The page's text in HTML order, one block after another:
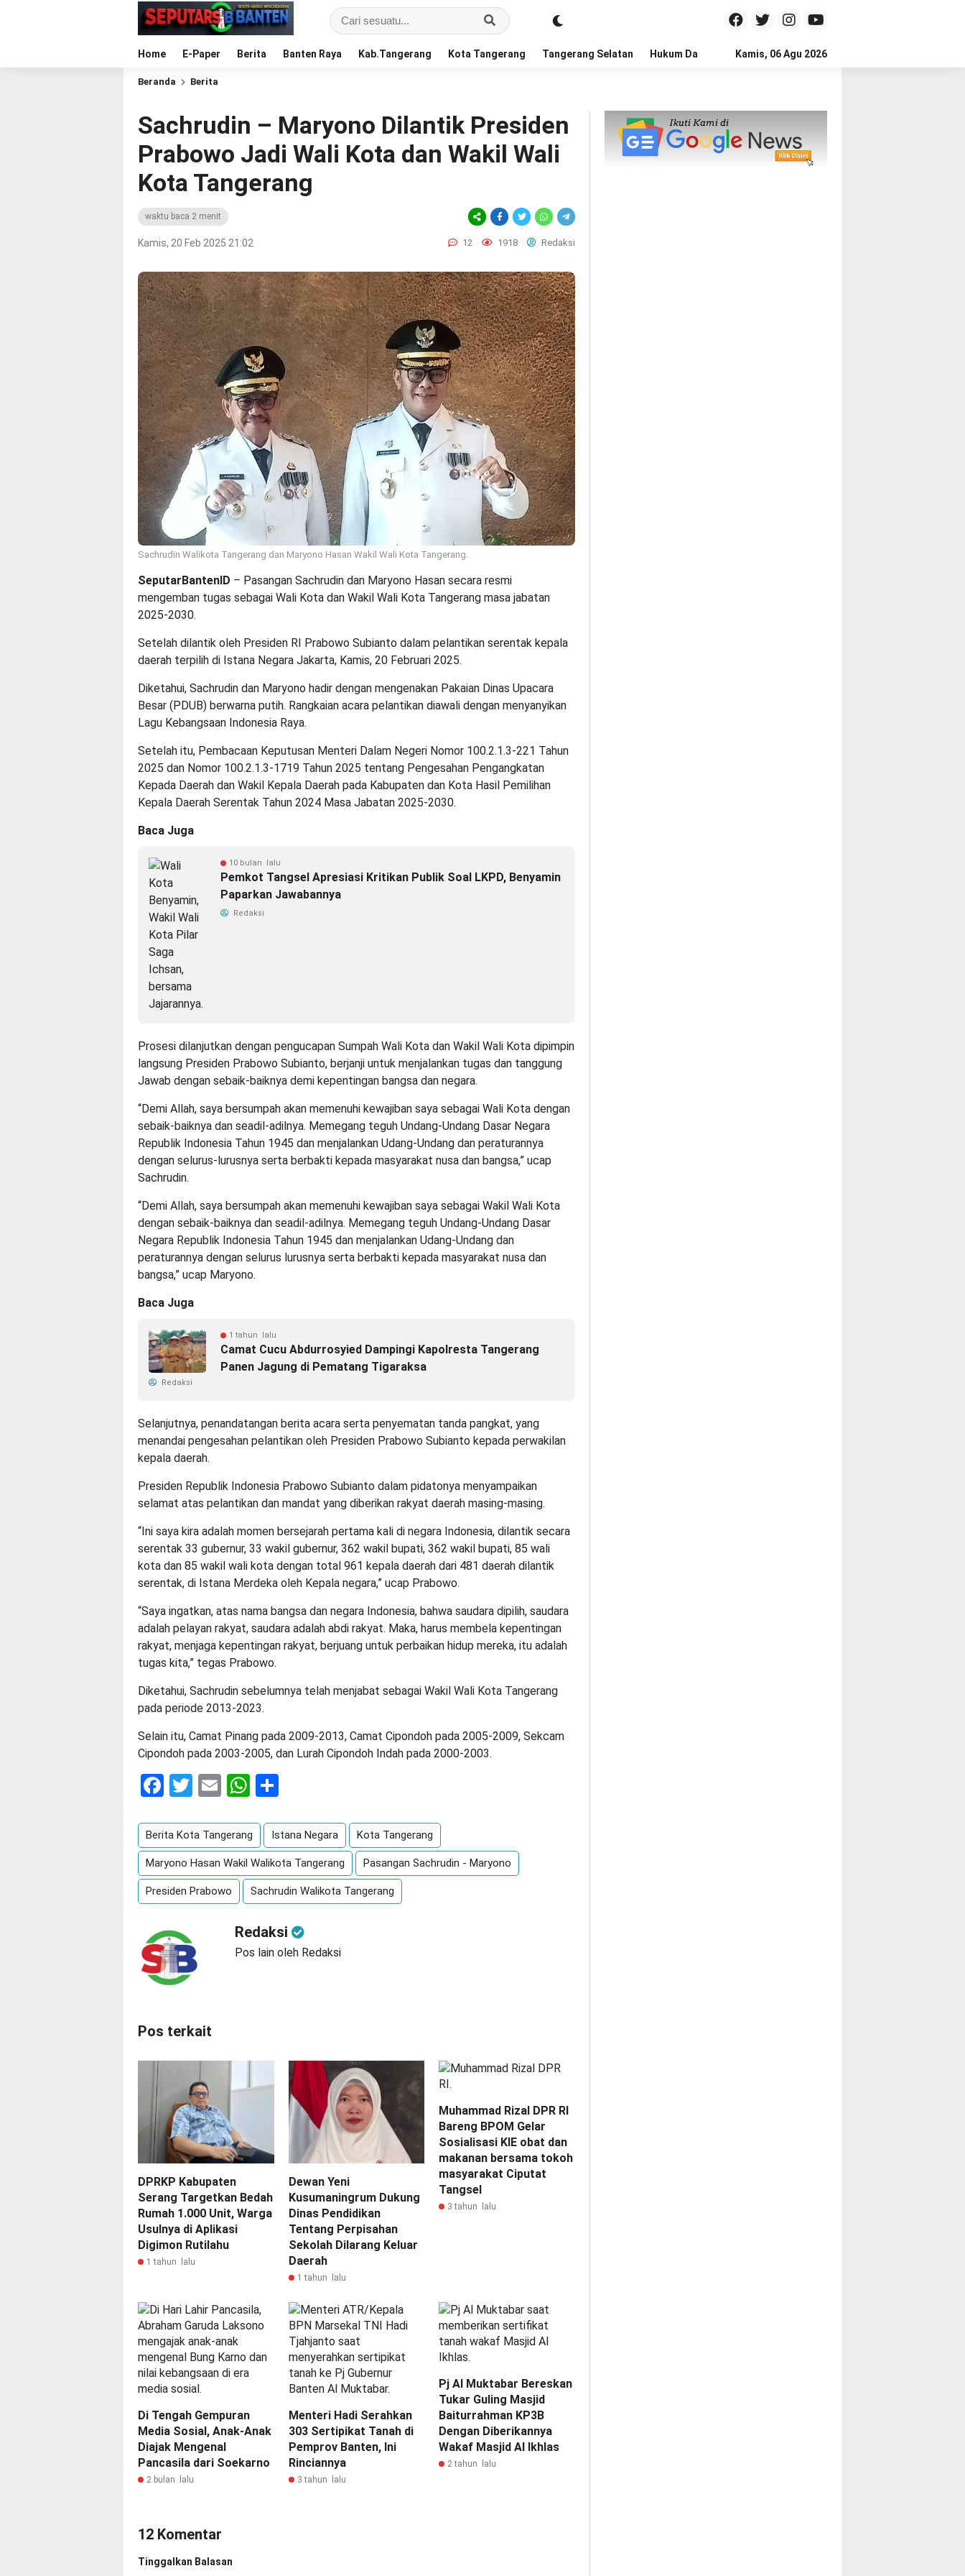
Home E-Paper Berita Banten Raya Kab.Tangerang Kota Tangerang Tangerang Selatan Hukum Dan Kriminal Politik Pendidikan
Kamis, 06 Agu 2026
Beranda Berita
Sachrudin – Maryono Dilantik Presiden
Prabowo Jadi Wali Kota dan Wakil Wali
Kota Tangerang
waktu baca 2 menit
Kamis, 20 Feb 2025 21:02 12 1918 Redaksi
Sachrudin Walikota Tangerang dan Maryono Hasan Wakil Wali Kota Tangerang.
SeputarBantenID – Pasangan Sachrudin dan Maryono Hasan secara resmi
mengemban tugas sebagai Wali Kota dan Wakil Wali Kota Tangerang masa jabatan
2025-2030.
Setelah dilantik oleh Presiden RI Prabowo Subianto dalam pelantikan serentak kepala
daerah terpilih di Istana Negara Jakarta, Kamis, 20 Februari 2025.
Diketahui, Sachrudin dan Maryono hadir dengan mengenakan Pakaian Dinas Upacara
Besar (PDUB) berwarna putih. Rangkaian acara pelantikan diawali dengan menyanyikan
Lagu Kebangsaan Indonesia Raya.
Setelah itu, Pembacaan Keputusan Menteri Dalam Negeri Nomor 100.2.1.3-221 Tahun
2025 dan Nomor 100.2.1.3-1719 Tahun 2025 tentang Pengesahan Pengangkatan
Kepada Daerah dan Wakil Kepala Daerah pada Kabupaten dan Kota Hasil Pemilihan
Kepala Daerah Serentak Tahun 2024 Masa Jabatan 2025-2030.
Baca Juga
10 bulan lalu
Pemkot Tangsel Apresiasi Kritikan Publik Soal LKPD, Benyamin
Paparkan Jawabannya
Redaksi
Prosesi dilanjutkan dengan pengucapan Sumpah Wali Kota dan Wakil Wali Kota dipimpin
langsung Presiden Prabowo Subianto, berjanji untuk menjalankan tugas dan tanggung
Jawab dengan sebaik-baiknya demi kepentingan bangsa dan negara.
“Demi Allah, saya bersumpah akan memenuhi kewajiban saya sebagai Wali Kota dengan
sebaik-baiknya dan seadil-adilnya. Memegang teguh Undang-Undang Dasar Negara
Republik Indonesia Tahun 1945 dan menjalankan Udang-Undang dan peraturannya
dengan selurus-lurusnya serta berbakti kepada masyarakat nusa dan bangsa,” ucap
Sachrudin.
“Demi Allah, saya bersumpah akan memenuhi kewajiban saya sebagai Wakil Wali Kota
dengan sebaik-baiknya dan seadil-adilnya. Memegang teguh Undang-Undang Dasar
Negara Republik Indonesia Tahun 1945 dan menjalankan Udang-Undang dan
peraturannya dengan selurus lurusnya serta berbakti kepada masyarakat nusa dan
bangsa,” ucap Maryono.
Baca Juga
1 tahun lalu
Camat Cucu Abdurrosyied Dampingi Kapolresta Tangerang
Panen Jagung di Pematang Tigaraksa
Redaksi
Selanjutnya, penandatangan berita acara serta penyematan tanda pangkat, yang
menandai pengesahan pelantikan oleh Presiden Prabowo Subianto kepada perwakilan
kepala daerah.
Presiden Republik Indonesia Prabowo Subianto dalam pidatonya menyampaikan
selamat atas pelantikan dan mandat yang diberikan rakyat daerah masing-masing.
“Ini saya kira adalah momen bersejarah pertama kali di negara Indonesia, dilantik secara
serentak 33 gubernur, 33 wakil gubernur, 362 wakil bupati, 362 wakil bupati, 85 wali
kota dan 85 wakil wali kota dengan total 961 kepala daerah dari 481 daerah dilantik
serentak, di Istana Merdeka oleh Kepala negara,” ucap Prabowo.
“Saya ingatkan, atas nama bangsa dan negara Indonesia, bahwa saudara dipilih, saudara
adalah pelayan rakyat, saudara adalah abdi rakyat. Maka, harus membela kepentingan
rakyat, menjaga kepentingan rakyat, berjuang untuk perbaikan hidup mereka, itu adalah
tugas kita,” tegas Prabowo.
Diketahui, Sachrudin sebelumnya telah menjabat sebagai Wakil Wali Kota Tangerang
pada periode 2013-2023.
Selain itu, Camat Pinang pada 2009-2013, Camat Cipondoh pada 2005-2009, Sekcam
Cipondoh pada 2003-2005, dan Lurah Cipondoh Indah pada 2000-2003.
Facebook
Twitter
EmailWhatsApp
Berita Kota Tangerang Istana Negara Kota Tangerang
Maryono Hasan Wakil Walikota Tangerang Pasangan Sachrudin - Maryono
Presiden Prabowo Sachrudin Walikota Tangerang
Redaksi
Pos lain oleh Redaksi
Pos terkait
DPRKP Kabupaten
Serang Targetkan Bedah
Rumah 1.000 Unit, Warga
Usulnya di Aplikasi
Digimon Rutilahu
1 tahun lalu
Dewan Yeni
Kusumaningrum Dukung
Dinas Pendidikan
Tentang Perpisahan
Sekolah Dilarang Keluar
Daerah
1 tahun lalu
Muhammad Rizal DPR RI
Bareng BPOM Gelar
Sosialisasi KIE obat dan
makanan bersama tokoh
masyarakat Ciputat
Tangsel
3 tahun lalu
Di Tengah Gempuran
Media Sosial, Anak-Anak
Diajak Mengenal
Pancasila dari Soekarno
2 bulan lalu
Menteri Hadi Serahkan
303 Sertipikat Tanah di
Pemprov Banten, Ini
Rinciannya
3 tahun lalu
Pj Al Muktabar Bereskan
Tukar Guling Masjid
Baiturrahman KP3B
Dengan Diberikannya
Wakaf Masjid Al Ikhlas
2 tahun lalu
12 Komentar
Tinggalkan Balasan